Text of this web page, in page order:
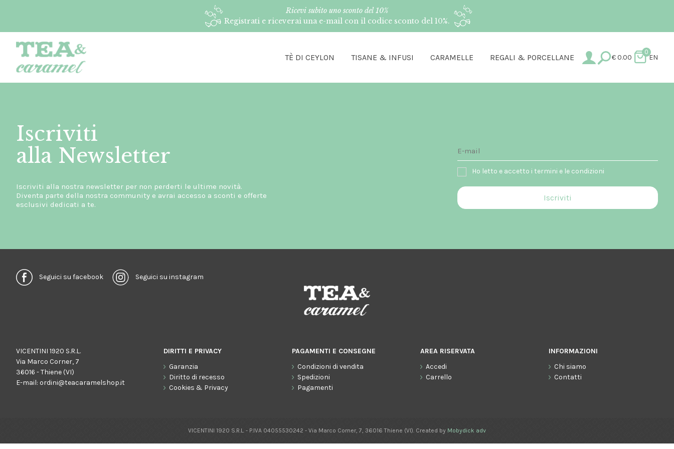
Ricevi subito uno sconto del 10%
Registrati e riceverai una e-mail con il codice sconto del 10%.
TÈ DI CEYLON TISANE & INFUSI CARAMELLE REGALI & PORCELLANE € 0.00
0
EN
Iscriviti
alla Newsletter
Iscriviti alla nostra newsletter per non perderti le ultime novità.
Diventa parte della nostra community e avrai accesso a sconti e offerte
esclusivi dedicati a te.
Ho letto e accetto i termini e le condizioni
Seguici su facebook Seguici su instagram
VICENTINI 1920 S.R.L.
Via Marco Corner, 7
36016 - Thiene (VI)
E-mail: ordini@teacaramelshop.it
DIRITTI E PRIVACY
Garanzia
Diritto di recesso
Cookies & Privacy
PAGAMENTI E CONSEGNE
Condizioni di vendita
Spedizioni
Pagamenti
AREA RISERVATA
Accedi
Carrello
INFORMAZIONI
Chi siamo
Contatti
VICENTINI 1920 S.R.L. - P.IVA 04055530242 - Via Marco Corner, 7, 36016 Thiene (VI). Created by Mobydick adv